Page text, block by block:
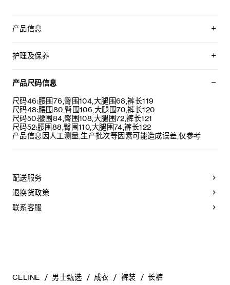
产品信息
CELINE CALÈCHE刺绣
直筒裤腿
弹性腰头
3枚镌刻CELINE字样的纽扣和钩扣开合
意大利制造
编号：RP0F30V86.31OV
护理及保养
仅使用不含漂白剂的洗衣产品。
最高熨烫温度：110°C / 230°F
不可使用蒸汽。
本品可用芳香化合物进行轻柔干洗。
产品尺码信息
尺码46:腰围76,臀围104,大腿围68,裤长119
尺码48:腰围80,臀围106,大腿围70,裤长120
尺码50:腰围84,臀围108,大腿围72,裤长121
尺码52:腰围88,臀围110,大腿围74,裤长122
产品信息因人工测量,生产批次等因素可能造成误差,仅参考
配送服务
退换货政策
联系客服
CELINE 男士甄选 成衣 裤装 长裤